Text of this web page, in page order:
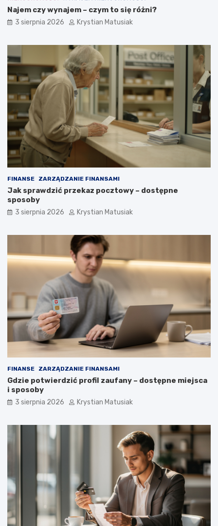
Najem czy wynajem – czym to się różni?
3 sierpnia 2026 Krystian Matusiak
FINANSE ZARZĄDZANIE FINANSAMI
Jak sprawdzić przekaz pocztowy – dostępne
sposoby
3 sierpnia 2026 Krystian Matusiak
FINANSE ZARZĄDZANIE FINANSAMI
Gdzie potwierdzić profil zaufany – dostępne miejsca
i sposoby
3 sierpnia 2026 Krystian Matusiak